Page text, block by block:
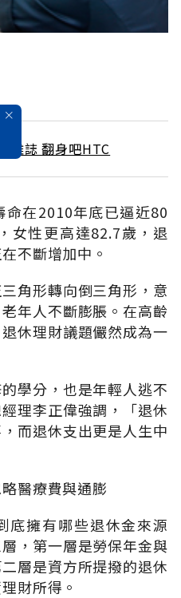
雜誌 翻身吧HTC
在2010年底已逼近80
女性更高達82.7歲，退
不斷增加中。
角形轉向倒三角形，意
年人不斷膨脹。在高齡
休理財議題儼然成為一
學分，也是年輕人逃不
理李正偉強調，「退休
而退休支出更是人生中
醫療費與通膨
底擁有哪些退休金來源
，第一層是勞保年金與
層是資方所提撥的退休
財所得。